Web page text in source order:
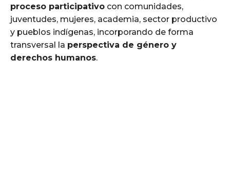
proceso participativo con comunidades,
juventudes, mujeres, academia, sector productivo
y pueblos indígenas, incorporando de forma
transversal la perspectiva de género y
derechos humanos.